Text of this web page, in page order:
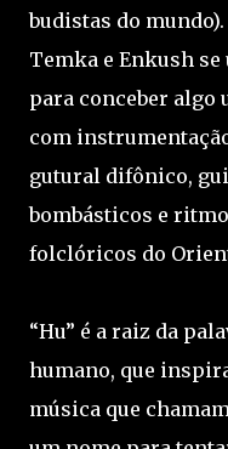
budistas do mundo).
Temka e Enkush
para conceber algo
com
gutural difônico,
bombásticos e
folclóricos do
“Hu” é a raiz da
humano, que
música que